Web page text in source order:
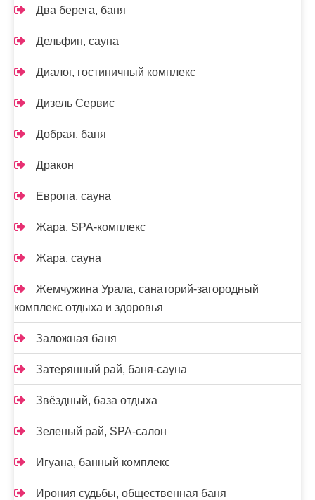
Два берега, баня
Дельфин, сауна
Диалог, гостиничный комплекс
Дизель Сервис
Добрая, баня
Дракон
Европа, сауна
Жара, SPA-комплекс
Жара, сауна
Жемчужина Урала, санаторий-загородный
комплекс отдыха и здоровья
Заложная баня
Затерянный рай, баня-сауна
Звёздный, база отдыха
Зеленый рай, SPA-салон
Игуана, банный комплекс
Ирония судьбы, общественная баня